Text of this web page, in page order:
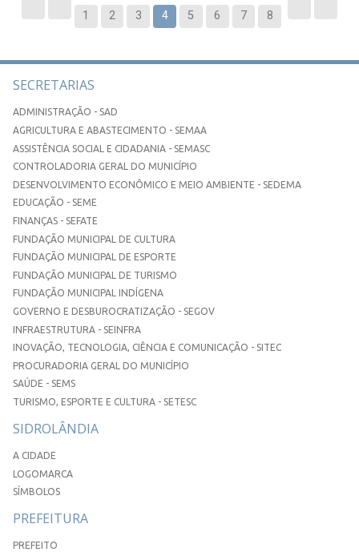
1 2 3 4 5 6 7 8
SECRETARIAS
ADMINISTRAÇÃO - SAD
AGRICULTURA E ABASTECIMENTO - SEMAA
ASSISTÊNCIA SOCIAL E CIDADANIA - SEMASC
CONTROLADORIA GERAL DO MUNICÍPIO
DESENVOLVIMENTO ECONÔMICO E MEIO AMBIENTE - SEDEMA
EDUCAÇÃO - SEME
FINANÇAS - SEFATE
FUNDAÇÃO MUNICIPAL DE CULTURA
FUNDAÇÃO MUNICIPAL DE ESPORTE
FUNDAÇÃO MUNICIPAL DE TURISMO
FUNDAÇÃO MUNICIPAL INDÍGENA
GOVERNO E DESBUROCRATIZAÇÃO - SEGOV
INFRAESTRUTURA - SEINFRA
INOVAÇÃO, TECNOLOGIA, CIÊNCIA E COMUNICAÇÃO - SITEC
PROCURADORIA GERAL DO MUNICÍPIO
SAÚDE - SEMS
TURISMO, ESPORTE E CULTURA - SETESC
SIDROLÂNDIA
A CIDADE
LOGOMARCA
SÍMBOLOS
PREFEITURA
PREFEITO